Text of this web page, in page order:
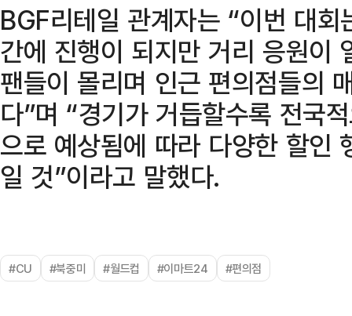
BGF리테일 관계자는 “이번 대
간에 진행이 되지만 거리 응원이
팬들이 몰리며 인근 편의점들의
다”며 “경기가 거듭할수록 전국
으로 예상됨에 따라 다양한 할인
일 것”이라고 말했다.
#CU #북중미 #월드컵 #이마트24 #편의점